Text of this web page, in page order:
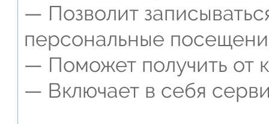
— Позволит
персональные
— Поможет получить от
— Включает в себя